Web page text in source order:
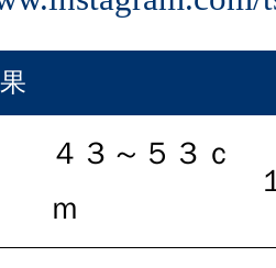
４３～５３ｃ
ｍ